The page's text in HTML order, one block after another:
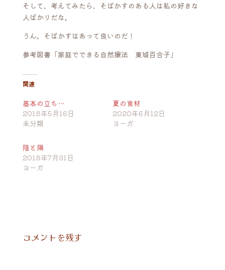
そして、考えてみたら、そばかすのある人は私の好きな
人ばかりだな。
うん。そばかすはあって良いのだ！
参考図書「家庭でできる自然療法 東城百合子」
関連
基本の立ち…
2018年5月16日
未分類
夏の食材
2020年6月12日
ヨーガ
陰と陽
2018年7月31日
ヨーガ
コメントを残す